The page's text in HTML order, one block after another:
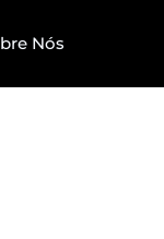
Nós